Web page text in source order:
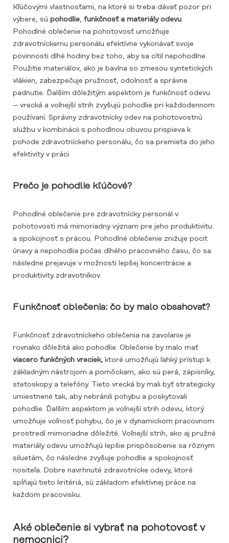
Kľúčovými vlastnosťami, na ktoré si treba dávať pozor pri
výbere, sú pohodlie, funkčnosť a materiály odevu.
Pohodlné oblečenie na pohotovosť umožňuje
zdravotníckemu personálu efektívne vykonávať svoje
povinnosti dlhé hodiny bez toho, aby sa cítil nepohodlne.
Použitie materiálov, ako je bavlna so zmesou syntetických
vlákien, zabezpečuje pružnosť, odolnosť a správne
padnutie. Ďalším dôležitým aspektom je funkčnosť odevu
– vrecká a voľnejší strih zvyšujú pohodlie pri každodennom
používaní. Správny zdravotnícky odev na pohotovostnú
službu v kombinácii s pohodlnou obuvou prispieva k
pohode zdravotníckeho personálu, čo sa premieta do jeho
efektivity v práci.
Prečo je pohodlie kľúčové?
Pohodlné oblečenie pre zdravotnícky personál v
pohotovosti má mimoriadny význam pre jeho produktivitu
a spokojnosť s prácou. Pohodlné oblečenie znižuje pocit
únavy a nepohodlia počas dlhého pracovného času, čo sa
následne prejavuje v možnosti lepšej koncentrácie a
produktivity zdravotníkov.
Funkčnosť oblečenia: čo by malo obsahovať?
Funkčnosť zdravotníckeho oblečenia na zavolanie je
rovnako dôležitá ako pohodlie. Oblečenie by malo mať
viacero funkčných vreciek, ktoré umožňujú ľahký prístup k
základným nástrojom a pomôckam, ako sú perá, zápisníky,
stetoskopy a telefóny. Tieto vrecká by mali byť strategicky
umiestnené tak, aby nebránili pohybu a poskytovali
pohodlie. Ďalším aspektom je voľnejší strih odevu, ktorý
umožňuje voľnosť pohybu, čo je v dynamickom pracovnom
prostredí mimoriadne dôležité. Voľnejší strih, ako aj pružné
materiály odevu umožňujú lepšie prispôsobenie sa rôznym
siluetám, čo následne zvyšuje pohodlie a spokojnosť
nositeľa. Dobre navrhnuté zdravotnícke odevy, ktoré
spĺňajú tieto kritériá, sú základom efektívnej práce na
každom pracovisku.
Aké oblečenie si vybrať na pohotovosť v
nemocnici?